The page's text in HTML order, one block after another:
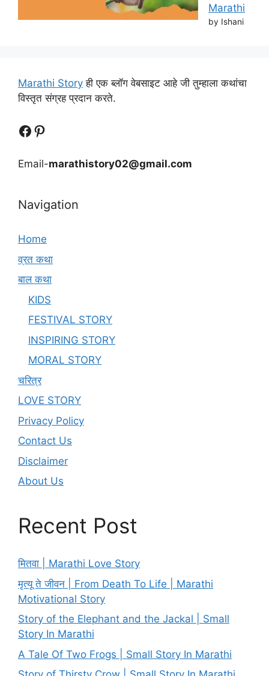
Marathi
by Ishani
Marathi Story ही एक ब्लॉग वेबसाइट आहे जी तुम्हाला कथांचा
विस्तृत संग्रह प्रदान करते.
Follow UsFollow us
Email-marathistory02@gmail.com
Navigation
Home
व्रत कथा
बाल कथा
KIDS
FESTIVAL STORY
INSPIRING STORY
MORAL STORY
चरित्र
LOVE STORY
Privacy Policy
Contact Us
Disclaimer
About Us
Recent Post
मितवा | Marathi Love Story
मृत्यू ते जीवन | From Death To Life | Marathi
Motivational Story
Story of the Elephant and the Jackal | Small
Story In Marathi
A Tale Of Two Frogs | Small Story In Marathi